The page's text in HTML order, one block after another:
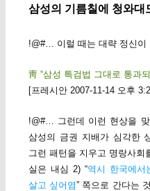
삼성의 기름칠에 청와대
!@#… 이럴 때는 대략 정신이
靑 “삼성 특검법 그대로 통과
[프레시안 2007-11-14 오후
!@#… 그런데 이런 현상을
삼성의 금권 지배가 심각한
그런 패턴을 지우고 명랑사회
실은 내심 2) “역시 한국에서
살고 싶어염” 쪽으로 간다는